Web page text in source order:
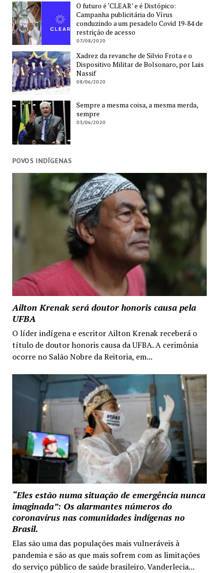
O futuro é ‘CLEAR’ e é Distópico:
Campanha publicitária do Vírus
conduzindo a um pesadelo Covid 19-84 de
restrição de acesso
07/08/2020
Xadrez da revanche de Silvio Frota e o
Dispositivo Militar de Bolsonaro, por Luis
Nassif
08/06/2020
Sempre a mesma coisa, a mesma merda,
sempre
03/06/2020
POVOS INDÍGENAS
Ailton Krenak será doutor honoris causa pela
UFBA
O líder indígena e escritor Ailton Krenak receberá o
título de doutor honoris causa da UFBA. A cerimônia
ocorre no Salão Nobre da Reitoria, em...
“Eles estão numa situação de emergência nunca
imaginada”: Os alarmantes números do
coronavírus nas comunidades indígenas no
Brasil.
Elas são uma das populações mais vulneráveis à
pandemia e são as que mais sofrem com as limitações
do serviço público de saúde brasileiro. Vanderlecia...